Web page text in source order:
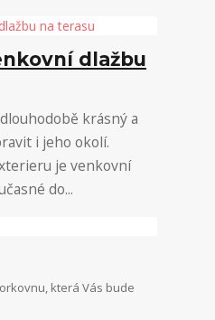
dlažbu
krásný a
i jeho okolí.
je venkovní
do...
která Vás bude